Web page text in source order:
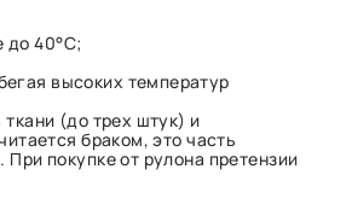
до 40°C;
высоких температур
(до трех штук) и
браком, это часть
покупке от рулона претензии